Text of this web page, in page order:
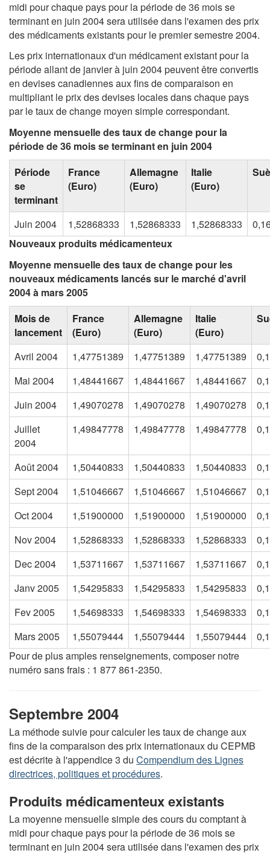
midi pour chaque pays pour la période de 36 mois se
terminant en juin 2004 sera utilisée dans l'examen des prix
des médicaments existants pour le premier semestre 2004.
Les prix internationaux d'un médicament existant pour la
période allant de janvier à juin 2004 peuvent être convertis
en devises canadiennes aux fins de comparaison en
multipliant le prix des devises locales dans chaque pays
par le taux de change moyen simple correspondant.
Moyenne mensuelle des taux de change pour la
période de 36 mois se terminant en juin 2004
Période
se
terminant
France
(Euro)
Allemagne
(Euro)
Italie
(Euro)
Juin 2004 1,52868333 1,52868333 1,52868333
Nouveaux produits médicamenteux
Moyenne mensuelle des taux de change pour les
nouveaux médicaments lancés sur le marché d'avril
2004 à mars 2005
Mois de
lancement
France
(Euro)
Allemagne
(Euro)
Italie
(Euro)
Avril 2004 1,47751389 1,47751389 1,47751389
Mai 2004
1,48441667 1,48441667 1,48441667
Juin 2004
1,49070278 1,49070278 1,49070278
Juillet
2004
1,49847778 1,49847778 1,49847778
Août 2004 1,50440833 1,50440833 1,50440833
Sept 2004
1,51046667 1,51046667 1,51046667
Oct 2004
1,51900000 1,51900000 1,51900000
Nov 2004
1,52868333 1,52868333 1,52868333
Dec 2004
1,53711667 1,53711667 1,53711667
Janv 2005
1,54295833 1,54295833 1,54295833
Fev 2005
1,54698333 1,54698333 1,54698333
Mars 2005
1,55079444 1,55079444 1,55079444
Pour de plus amples renseignements, composer notre
numéro sans frais : 1 877 861-2350.
Septembre 2004
La méthode suivie pour calculer les taux de change aux
fins de la comparaison des prix internationaux du CEPMB
est décrite à l'appendice 3 du Compendium des Lignes
directrices, politiques et procédures.
Produits médicamenteux existants
La moyenne mensuelle simple des cours du comptant à
midi pour chaque pays pour la période de 36 mois se
terminant en juin 2004 sera utilisée dans l'examen des prix